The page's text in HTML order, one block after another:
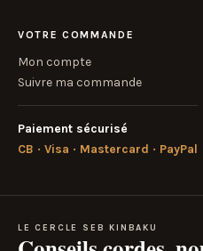
VOTRE COMMANDE
Mon compte
Suivre ma commande
Paiement sécurisé
CB · Visa · Mastercard · PayPal
LE CERCLE SEB KINBAKU